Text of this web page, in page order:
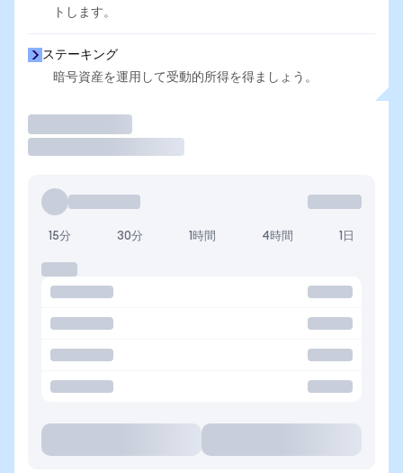
トします。
ステーキング
暗号資産を運用して受動的所得を得ましょう。
15分 30分 1時間 4時間 1日